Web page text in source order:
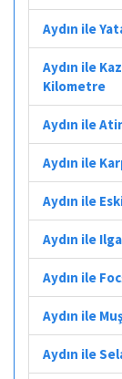
Aydın ile
Aydın ile
Kilometre
Aydın ile
Aydın ile
Aydın ile
Aydın ile
Aydın ile
Aydın ile
Aydın ile